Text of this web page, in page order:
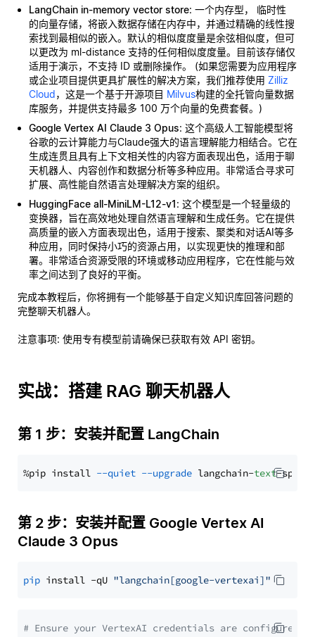
LangChain in-memory vector store: 一个内存型， 临时性
的向量存储，将嵌入数据存储在内存中，并通过精确的线性搜
索找到最相似的嵌入。默认的相似度度量是余弦相似度，但可
以更改为 ml-distance 支持的任何相似度度量。目前该存储仅
适用于演示，不支持 ID 或删除操作。 (如果您需要为应用程序
或企业项目提供更具扩展性的解决方案，我们推荐使用 Zilliz
Cloud，这是一个基于开源项目 Milvus构建的全托管向量数据
库服务，并提供支持最多 100 万个向量的免费套餐。)
Google Vertex AI Claude 3 Opus: 这个高级人工智能模型将
谷歌的云计算能力与Claude强大的语言理解能力相结合。它在
生成连贯且具有上下文相关性的内容方面表现出色，适用于聊
天机器人、内容创作和数据分析等多种应用。非常适合寻求可
扩展、高性能自然语言处理解决方案的组织。
HuggingFace all-MiniLM-L12-v1: 这个模型是一个轻量级的
变换器，旨在高效地处理自然语言理解和生成任务。它在提供
高质量的嵌入方面表现出色，适用于搜索、聚类和对话AI等多
种应用，同时保持小巧的资源占用，以实现更快的推理和部
署。非常适合资源受限的环境或移动应用程序，它在性能与效
率之间达到了良好的平衡。
完成本教程后，你将拥有一个能够基于自定义知识库回答问题的
完整聊天机器人。
注意事项: 使用专有模型前请确保已获取有效 API 密钥。
实战：搭建 RAG 聊天机器人
第 1 步：安装并配置 LangChain
%pip install --quiet --upgrade langchain-text
第 2 步：安装并配置 Google Vertex AI
Claude 3 Opus
pip install -qU "langchain[google-vertexai]"
# Ensure your VertexAI credentials are configured